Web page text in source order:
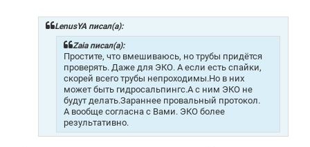
LenusYA писал(а):
Zaia писал(а):
Простите, что вмешиваюсь, но трубы придётся
проверять. Даже для ЭКО. А если есть спайки,
скорей всего трубы непроходимы.Но в них
может быть гидросальпингс.А с ним ЭКО не
будут делать.Зараннее провальный протокол.
А вообще согласна с Вами. ЭКО более
результативно.